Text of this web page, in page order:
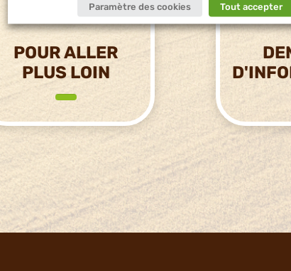
POUR ALLER
PLUS LOIN
Paramètre des cookies Tout accepter